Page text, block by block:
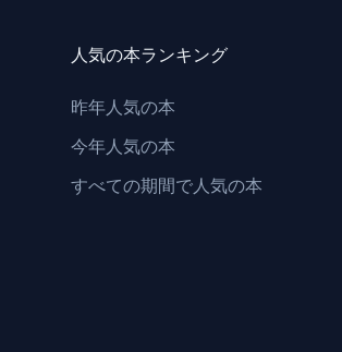
人気の本ランキング
昨年人気の本
今年人気の本
すべての期間で人気の本